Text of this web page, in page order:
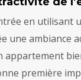
en utilisant
une ambiance
appartement
première